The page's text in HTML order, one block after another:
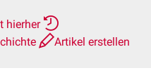
hierher
Artikel erstellen